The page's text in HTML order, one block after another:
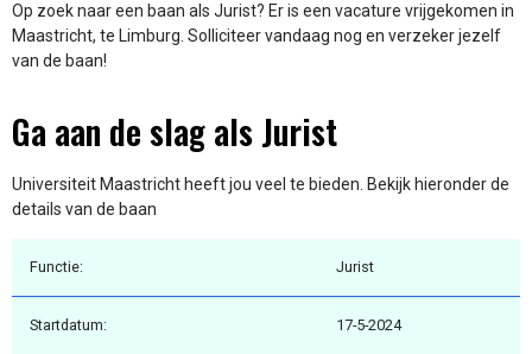
Op zoek naar een baan als Jurist? Er is een vacature vrijgekomen in
Maastricht, te Limburg. Solliciteer vandaag nog en verzeker jezelf
van de baan!
Ga aan de slag als Jurist
Universiteit Maastricht heeft jou veel te bieden. Bekijk hieronder de
details van de baan
Functie: Jurist
Startdatum: 17-5-2024